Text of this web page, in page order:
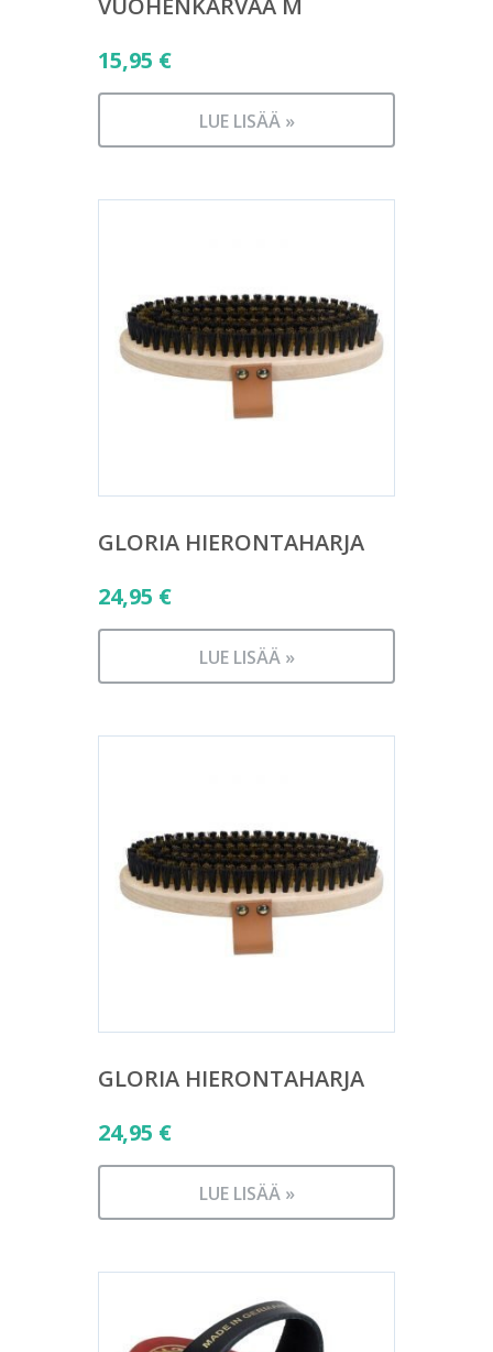
VUOHENKARVAA M
15,95 €
LUE LISÄÄ »
GLORIA HIERONTAHARJA
24,95 €
LUE LISÄÄ »
GLORIA HIERONTAHARJA
24,95 €
LUE LISÄÄ »